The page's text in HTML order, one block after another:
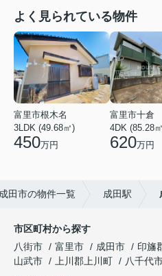
よく見られている物件
富里市根木名
3LDK (49.68㎡)
450万円
富里市十倉
4DK (85.28
620万円
田市の物件一覧 成田駅
市区町村から探す
八街市
富里市 成田市 印旛
山武市
上川郡上川町 八千代